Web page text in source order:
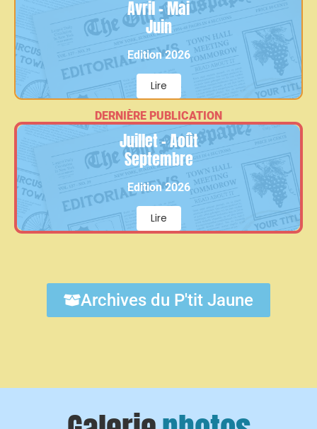
Avril - Mai
Juin
Edition 2026
Lire
DERNIÈRE PUBLICATION
Juillet - Août
Septembre
Edition 2026
Lire
Archives du P'tit Jaune